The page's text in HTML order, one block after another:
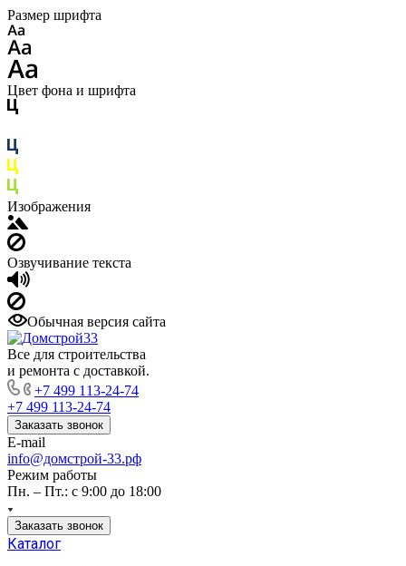
Размер шрифта
Цвет фона и шрифта
Изображения
Озвучивание текста
Обычная версия сайта
Все для строительства
и ремонта с доставкой.
+7 499 113-24-74
+7 499 113-24-74
Заказать звонок
E-mail
info@домстрой-33.рф
Режим работы
Пн. – Пт.: с 9:00 до 18:00
Заказать звонок
Каталог